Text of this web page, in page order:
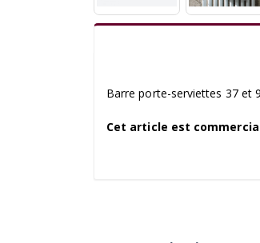
Barre porte-serviettes 37 et
Cet article est